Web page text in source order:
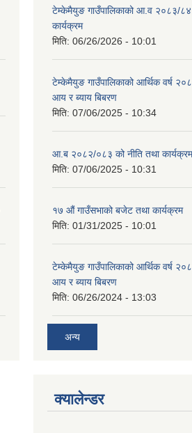
टेम्केमैयुङ गाउँपालिकाको आ.व २०८३/८४
कार्यक्रम
मिति: 06/26/2026 - 10:01
टेम्केमैयुङ गाउँपालिकाको आर्थिक वर्ष
आय र ब्याय बिबरण
मिति: 07/06/2025 - 10:34
आ.ब २०८२/०८३ को नीति तथा कार्यक्रम
मिति: 07/06/2025 - 10:31
१७ औं गाउँसभाको बजेट तथा कार्यक्रम
मिति: 01/31/2025 - 10:01
टेम्केमैयुङ गाउँपालिकाको आर्थिक वर्ष
आय र ब्याय बिबरण
मिति: 06/26/2024 - 13:03
अन्य
क्यालेन्डर